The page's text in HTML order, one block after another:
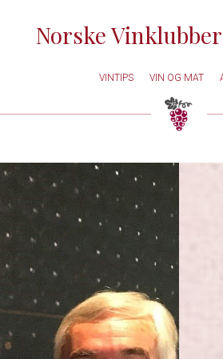
Norske
VINTIPS VIN OG MAT